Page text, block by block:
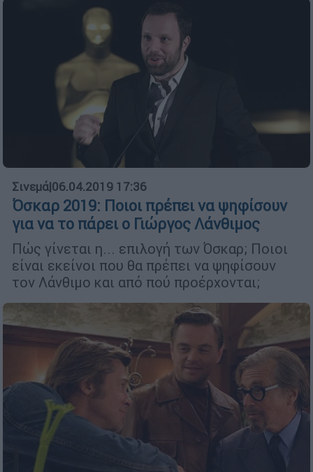
Σινεμά|06.04.2019 17:36
Όσκαρ 2019: Ποιοι πρέπει να ψηφίσουν
για να το πάρει ο Γιώργος Λάνθιμος
Πώς γίνεται η... επιλογή των Όσκαρ; Ποιοι
είναι εκείνοι που θα πρέπει να ψηφίσουν
τον Λάνθιμο και από πού προέρχονται;